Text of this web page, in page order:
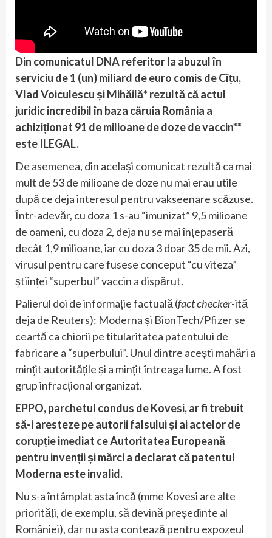
Din comunicatul DNA referitor la abuzul în
serviciu de 1 (un) miliard de euro comis de Cîțu,
Vlad Voiculescu și Mihăilă* rezultă că actul
juridic incredibil în baza căruia România a
achiziționat 91 de milioane de doze de vaccin**
este ILEGAL.
De asemenea, din același comunicat rezultă ca mai
mult de 53 de milioane de doze nu mai erau utile
după ce deja interesul pentru vakseenare scăzuse.
Într-adevăr, cu doza 1 s-au “imunizat” 9,5 milioane
de oameni, cu doza 2, deja nu se mai înțepaseră
decât 1,9 milioane, iar cu doza 3 doar 35 de mii. Azi,
virusul pentru care fusese conceput “cu viteza”
științei “superbul” vaccin a dispărut.
Palierul doi de informație factuală (fact checker-ită
deja de Reuters): Moderna și BionTech/Pfizer se
ceartă ca chiorii pe titularitatea patentului de
fabricare a “superbului”. Unul dintre acești mahări a
mințit autoritățile și a mințit întreaga lume. A fost
grup infracțional organizat.
EPPO, parchetul condus de Kovesi, ar fi trebuit
să-i aresteze pe autorii falsului și ai actelor de
corupție imediat ce Autoritatea Europeană
pentru invenții și mărci a declarat că patentul
Moderna este invalid.
Nu s-a întâmplat asta încă (mme Kovesi are alte
priorități, de exemplu, să devină președinte al
României), dar nu asta contează pentru expozeul